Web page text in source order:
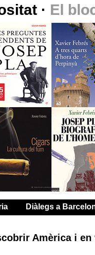
· El
Diàlegs a
Amèrica i en